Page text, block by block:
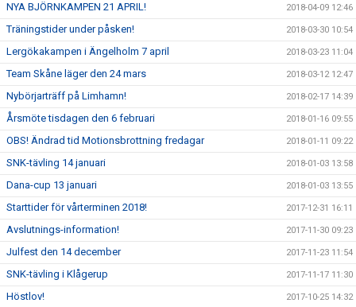
NYA BJÖRNKAMPEN 21 APRIL! 2018-04-09 12:46
Träningstider under påsken! 2018-03-30 10:54
Lergökakampen i Ängelholm 7 april 2018-03-23 11:04
Team Skåne läger den 24 mars 2018-03-12 12:47
Nybörjarträff på Limhamn! 2018-02-17 14:39
Årsmöte tisdagen den 6 februari 2018-01-16 09:55
OBS! Ändrad tid Motionsbrottning fredagar 2018-01-11 09:22
SNK-tävling 14 januari 2018-01-03 13:58
Dana-cup 13 januari 2018-01-03 13:55
Starttider för vårterminen 2018! 2017-12-31 16:11
Avslutnings-information! 2017-11-30 09:23
Julfest den 14 december 2017-11-23 11:54
SNK-tävling i Klågerup 2017-11-17 11:30
Höstlov! 2017-10-25 14:32